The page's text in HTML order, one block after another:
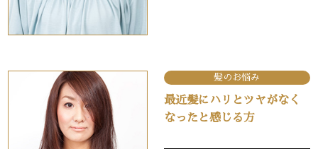
髪のお悩み
最近髪にハリとツヤがなく
なったと感じる方